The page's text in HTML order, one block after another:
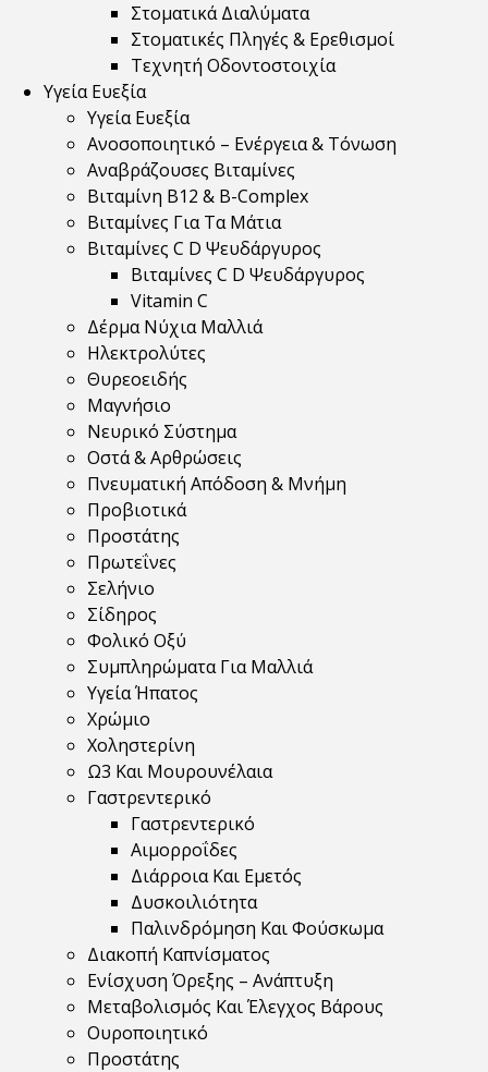
Στοματικά Διαλύματα
Στοματικές Πληγές & Ερεθισμοί
Τεχνητή Οδοντοστοιχία
Υγεία Ευεξία
Υγεία Ευεξία
Ανοσοποιητικό – Ενέργεια & Τόνωση
Αναβράζουσες Βιταμίνες
Βιταμίνη B12 & Β-Complex
Βιταμίνες Για Τα Μάτια
Βιταμίνες C D Ψευδάργυρος
Βιταμίνες C D Ψευδάργυρος
Vitamin C
Δέρμα Νύχια Μαλλιά
Ηλεκτρολύτες
Θυρεοειδής
Μαγνήσιο
Νευρικό Σύστημα
Οστά & Αρθρώσεις
Πνευματική Απόδοση & Μνήμη
Προβιοτικά
Προστάτης
Πρωτεΐνες
Σελήνιο
Σίδηρος
Φολικό Οξύ
Συμπληρώματα Για Μαλλιά
Υγεία Ήπατος
Χρώμιο
Χοληστερίνη
Ω3 Και Μουρουνέλαια
Γαστρεντερικό
Γαστρεντερικό
Αιμορροΐδες
Διάρροια Και Εμετός
Δυσκοιλιότητα
Παλινδρόμηση Και Φούσκωμα
Διακοπή Καπνίσματος
Ενίσχυση Όρεξης – Ανάπτυξη
Μεταβολισμός Και Έλεγχος Βάρους
Ουροποιητικό
Προστάτης